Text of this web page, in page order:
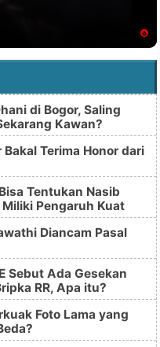
di Bogor, Saling
Kawan?
Terima Honor dari
Tentukan Nasib
Pengaruh Kuat
Diancam Pasal
Sebut Ada Gesekan
RR, Apa itu?
Foto Lama yang